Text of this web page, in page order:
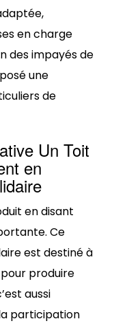
en charge
des impayés de
une
de
Un Toit
en
en disant
Ce
est destiné à
produire
aussi
participation